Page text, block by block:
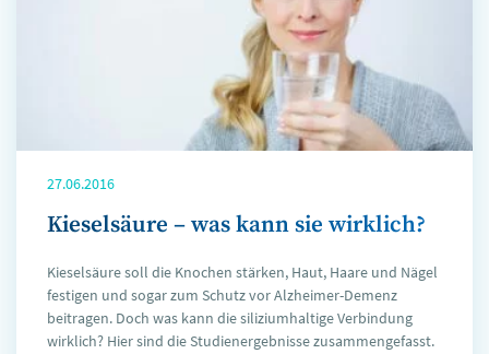
27.06.2016
Kieselsäure – was kann sie wirklich?
Kieselsäure soll die Knochen stärken, Haut, Haare und Nägel
festigen und sogar zum Schutz vor Alzheimer-Demenz
beitragen. Doch was kann die siliziumhaltige Verbindung
wirklich? Hier sind die Studienergebnisse zusammengefasst.